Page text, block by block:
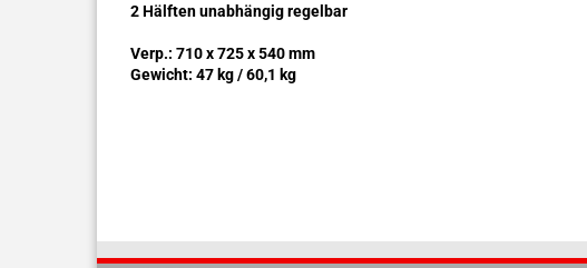
2 Hälften unabhängig regelbar
Verp.: 710 x 725 x 540 mm
Gewicht: 47 kg / 60,1 kg